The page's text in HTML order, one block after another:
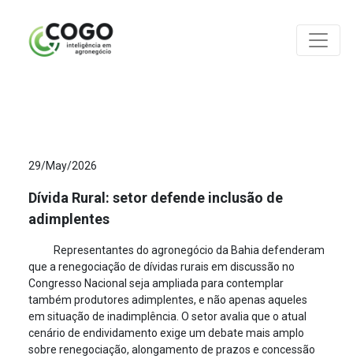
29/May/2026
Dívida Rural: setor defende inclusão de
adimplentes
Representantes do agronegócio da Bahia defenderam
que a renegociação de dívidas rurais em discussão no
Congresso Nacional seja ampliada para contemplar
também produtores adimplentes, e não apenas aqueles
em situação de inadimplência. O setor avalia que o atual
cenário de endividamento exige um debate mais amplo
sobre renegociação, alongamento de prazos e concessão